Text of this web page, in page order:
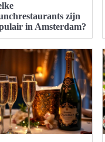
zijn
in Amsterdam?